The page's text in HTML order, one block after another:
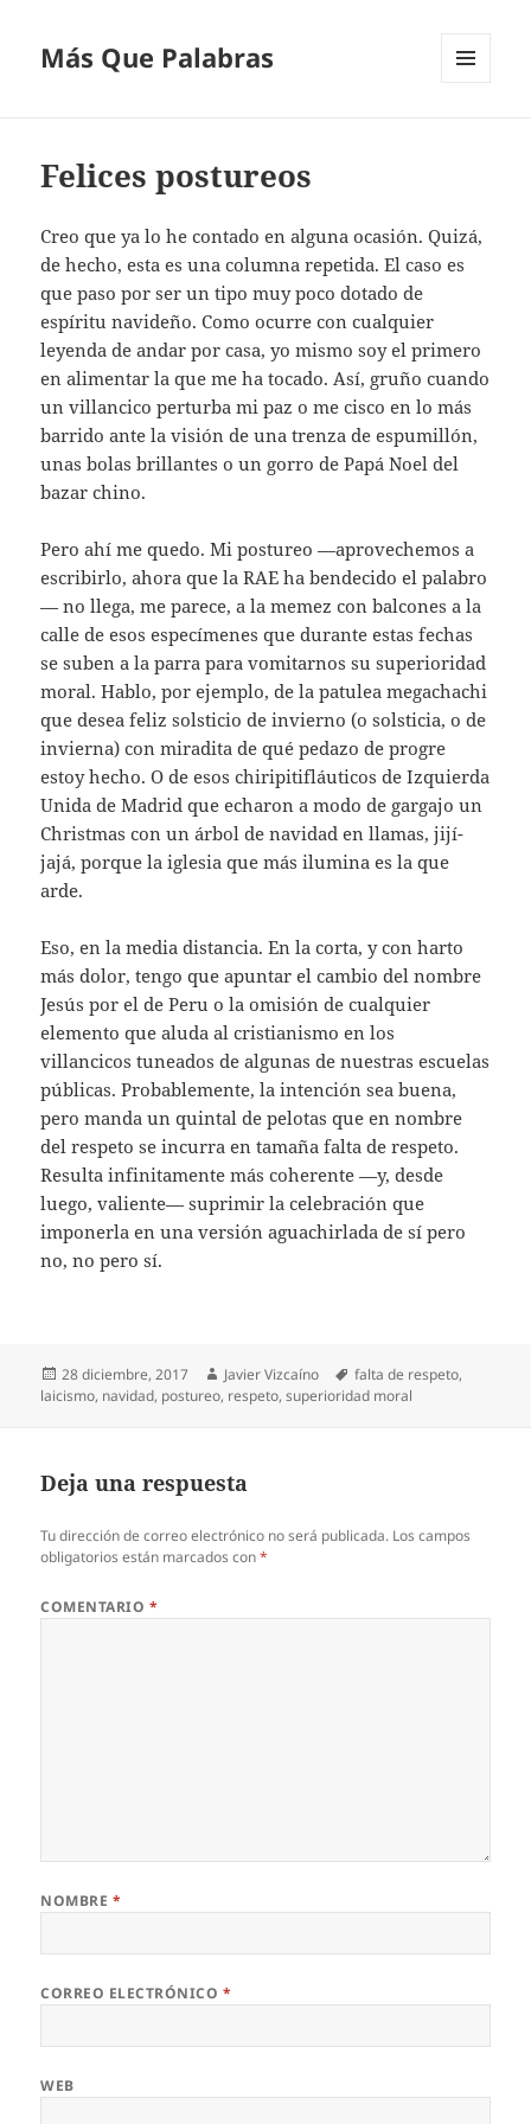
Más Que Palabras
Felices postureos
Creo que ya lo he contado en alguna ocasión. Quizá,
de hecho, esta es una columna repetida. El caso es
que paso por ser un tipo muy poco dotado de
espíritu navideño. Como ocurre con cualquier
leyenda de andar por casa, yo mismo soy el primero
en alimentar la que me ha tocado. Así, gruño cuando
un villancico perturba mi paz o me cisco en lo más
barrido ante la visión de una trenza de espumillón,
unas bolas brillantes o un gorro de Papá Noel del
bazar chino.
Pero ahí me quedo. Mi postureo —aprovechemos a
escribirlo, ahora que la RAE ha bendecido el palabro
— no llega, me parece, a la memez con balcones a la
calle de esos especímenes que durante estas fechas
se suben a la parra para vomitarnos su superioridad
moral. Hablo, por ejemplo, de la patulea megachachi
que desea feliz solsticio de invierno (o solsticia, o de
invierna) con miradita de qué pedazo de progre
estoy hecho. O de esos chiripitifláuticos de Izquierda
Unida de Madrid que echaron a modo de gargajo un
Christmas con un árbol de navidad en llamas, jijí-
jajá, porque la iglesia que más ilumina es la que
arde.
Eso, en la media distancia. En la corta, y con harto
más dolor, tengo que apuntar el cambio del nombre
Jesús por el de Peru o la omisión de cualquier
elemento que aluda al cristianismo en los
villancicos tuneados de algunas de nuestras escuelas
públicas. Probablemente, la intención sea buena,
pero manda un quintal de pelotas que en nombre
del respeto se incurra en tamaña falta de respeto.
Resulta infinitamente más coherente —y, desde
luego, valiente— suprimir la celebración que
imponerla en una versión aguachirlada de sí pero
no, no pero sí.
Publicado
el
28 diciembre, 2017 Autor
Javier Vizcaíno Etiquetas
falta de respeto,
laicismo, navidad, postureo, respeto,superioridad moral
Deja una respuesta
Tu dirección de correo electrónico no será publicada. Los campos
obligatorios están marcados con*
COMENTARIO *
NOMBRE *
CORREO ELECTRÓNICO *
WEB